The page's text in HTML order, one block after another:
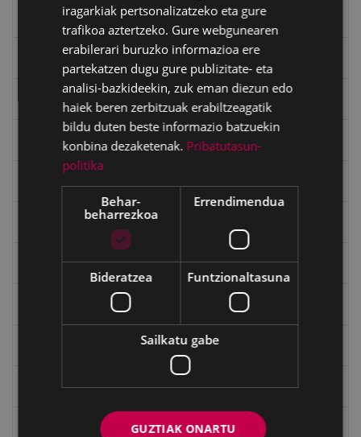
eta kitto
"Eibar" rebista sarean
Kultura egitaraua
"Gure Herria" aldizkaria
Txostenak eta dokumentuak
Eibarko Fonoteka
Eibarko Idazlanen Datu-basea
iragarkiak pertsonalizatzeko eta gure
trafikoa aztertzeko. Gure webgunearen
erabilerari buruzko informazioa ere
partekatzen dugu gure publizitate- eta
analisi-bazkideekin, zuk eman diezun edo
haiek beren zerbitzuak erabiltzeagatik
bildu duten beste informazio batzuekin
konbina dezaketenak. Pribatutasun-
politika
Behar-
beharrezkoa
Errendimendua
Bideratzea Funtzionaltasuna
Sailkatu gabe
GUZTIAK ONARTU